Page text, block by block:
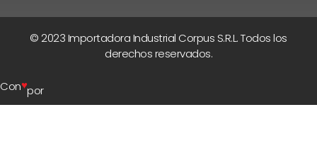
© 2023 Importadora Industrial Corpus S.R.L. Todos los
derechos reservados.
Con♥por